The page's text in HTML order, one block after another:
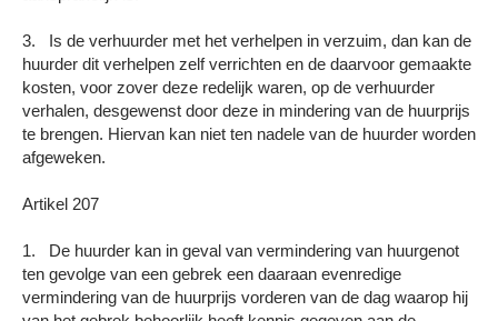
3. Is de verhuurder met het verhelpen in verzuim, dan kan de
huurder dit verhelpen zelf verrichten en de daarvoor gemaakte
kosten, voor zover deze redelijk waren, op de verhuurder
verhalen, desgewenst door deze in mindering van de huurprijs
te brengen. Hiervan kan niet ten nadele van de huurder worden
afgeweken.
Artikel 207
1. De huurder kan in geval van vermindering van huurgenot
ten gevolge van een gebrek een daaraan evenredige
vermindering van de huurprijs vorderen van de dag waarop hij